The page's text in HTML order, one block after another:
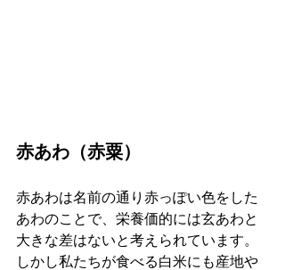
赤あわ（赤粟）
赤あわは名前の通り赤っぽい色をした
あわのことで、栄養価的には玄あわと
大きな差はないと考えられています。
しかし私たちが食べる白米にも産地や